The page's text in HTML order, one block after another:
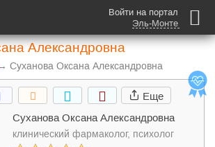
Войти на портал
Эль-Монте
Александровна
→ Суханова Оксана Александровна
Еще
Суханова Оксана Александровна
клинический фармаколог, психолог